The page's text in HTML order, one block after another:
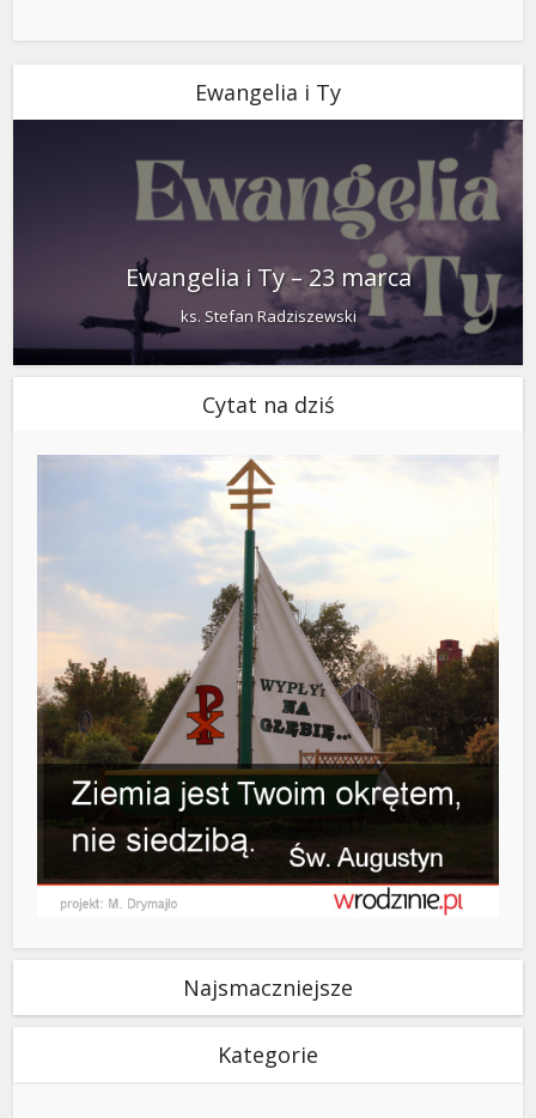
Ewangelia i Ty
Ewangelia i Ty – 23 marca
ks. Stefan Radziszewski
Cytat na dziś
Najsmaczniejsze
Kategorie